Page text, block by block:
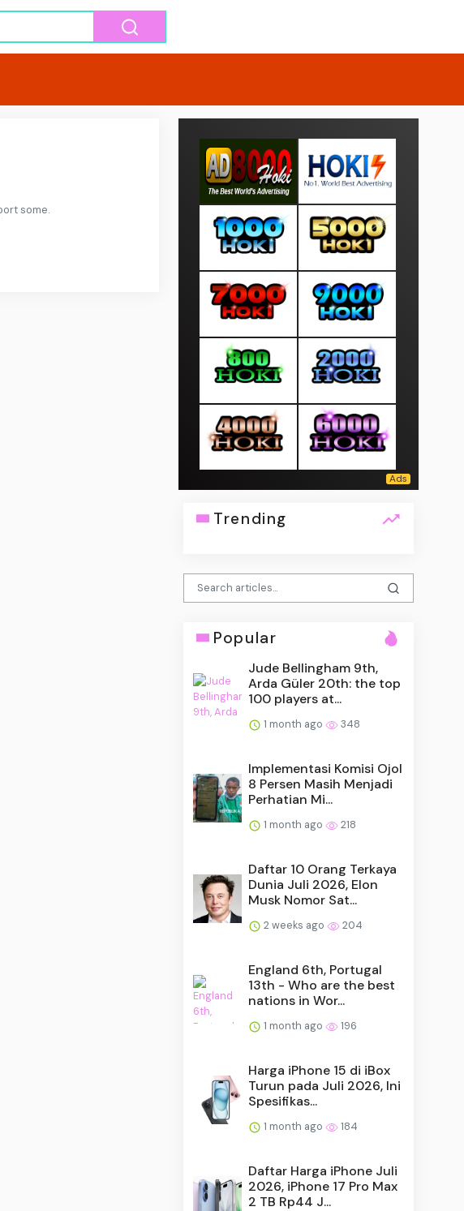
some.
Trending
Popular
Jude Bellingham 9th,
Arda Güler 20th: the top
100 players at...
1 month ago 348
Implementasi Komisi Ojol
8 Persen Masih Menjadi
Perhatian Mi...
1 month ago 218
Daftar 10 Orang Terkaya
Dunia Juli 2026, Elon
Musk Nomor Sat...
2 weeks ago 204
England 6th, Portugal
13th - Who are the best
nations in Wor...
1 month ago 196
Harga iPhone 15 di iBox
Turun pada Juli 2026, Ini
Spesifikas...
1 month ago 184
Daftar Harga iPhone Juli
2026, iPhone 17 Pro Max
2 TB Rp44 J...